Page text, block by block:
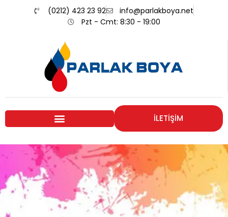
(0212) 423 23 92
info@parlakboya.net
Pzt - Cmt: 8:30 - 19:00
İLETİŞİM
Renklerimiz